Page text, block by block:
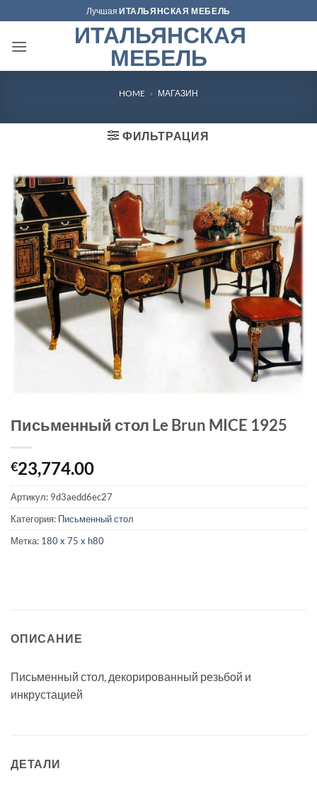
to
content
ЛучшаяИТАЛЬЯНСКАЯ МЕБЕЛЬ
ИТАЛЬЯНСКАЯ
МЕБЕЛЬ
HOME » МАГАЗИН
ФИЛЬТРАЦИЯ
Письменный стол Le Brun MICE 1925
€23,774.00
Артикул: 9d3aedd6ec27
Категория: Письменный стол
Метка: 180 x 75 x h80
ОПИСАНИЕ
Письменный стол, декорированный резьбой и
инкрустацией
ДЕТАЛИ